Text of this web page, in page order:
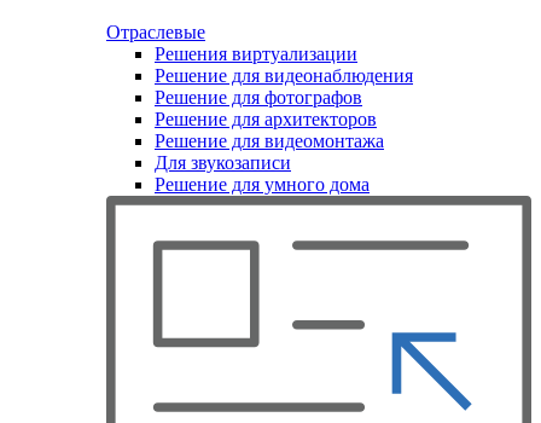
Отраслевые
Решения виртуализации
Решение для видеонаблюдения
Решение для фотографов
Решение для архитекторов
Решение для видеомонтажа
Для звукозаписи
Решение для умного дома